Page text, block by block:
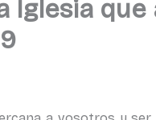
Iglesia